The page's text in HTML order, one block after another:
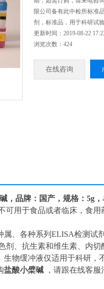
限公司备有此中检所标准
剂，标准品，用于科研试
更新时间：2019-08-22
浏览次数：424
在线咨询
，品牌：国产，规格：5g
可用于食品或者临床，食
属、各种系列ELISA检测试
剂、抗生素和维生素、内
物缓冲液仅适用于科研，
盐酸小檗碱
，请跟在线客